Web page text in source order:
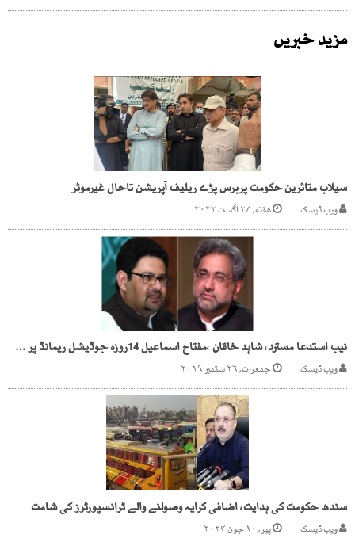
مزید خبریں
سیلاب متاثرین حکومت پربرس پڑے ریلیف آپریشن تاحال غیرموثر
ویب ڈیسک هفته, ۲۷ اگست ۲۰۲۲
نیب استدعا مسترد، شاہد خاقان ،مفتاح اسماعیل 14روزہ جوڈیشل ریمانڈ پر جیل منتقل
ویب ڈیسک جمعرات, ۲۶ ستمبر ۲۰۱۹
سندھ حکومت کی ہدایت، اضافی کرایہ وصولنے والے ٹرانسپورٹرز کی شامت
ویب ڈیسک پیر, ۱۰ جون ۲۰۲۴